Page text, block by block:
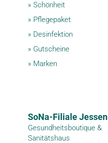
» Schönheit
» Pflegepaket
» Desinfektion
» Gutscheine
» Marken
SoNa-Filiale Jessen
Gesundheitsboutique &
Sanitätshaus